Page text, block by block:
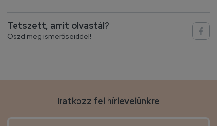
Tetszett, amit olvastál?
Oszd meg ismerőseiddel!
Iratkozz fel hírlevelünkre